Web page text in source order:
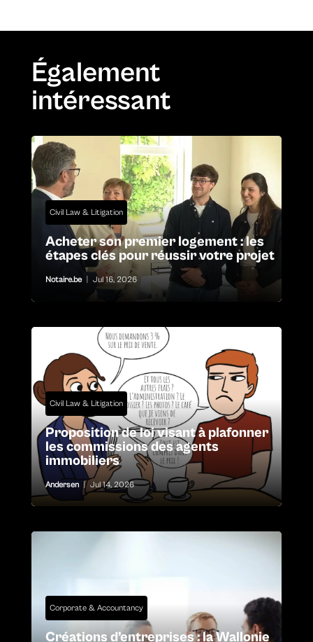
Également
intéressant
Civil Law & Litigation
Acheter son premier logement : les
étapes clés pour réussir votre projet
Notaire.be Jul 16, 2026
Civil Law & Litigation
Proposition de loi visant à plafonner
les commissions des agents
immobiliers
Andersen | Jul 14, 2026
Corporate & Accountancy
Créations d’entreprises : la Wallonie